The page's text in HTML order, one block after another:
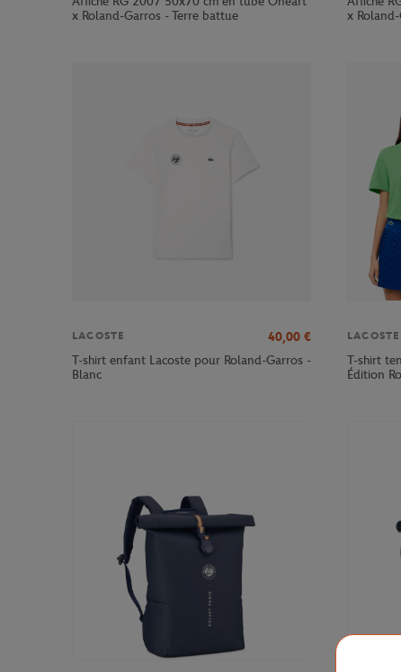
x Roland-Garros - Terre battue
x
LACOSTE 40,00 €
T-shirt enfant Lacoste pour Roland-Garros -
Blanc
LACOSTE
T-shirt
Édition